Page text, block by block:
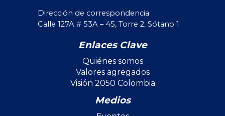
Dirección de correspondencia:
Calle 127A # 53A – 45, Torre 2, Sótano 1
Enlaces Clave
Quiénes somos
Valores agregados
Visión 2050 Colombia
Medios